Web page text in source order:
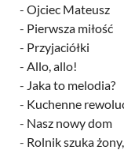
- Ojciec Mateusz
- Pierwsza miłość
- Przyjaciółki
- Allo, allo!
- Jaka to melodia?
- Kuchenne
- Nasz nowy dom
- Rolnik szuka